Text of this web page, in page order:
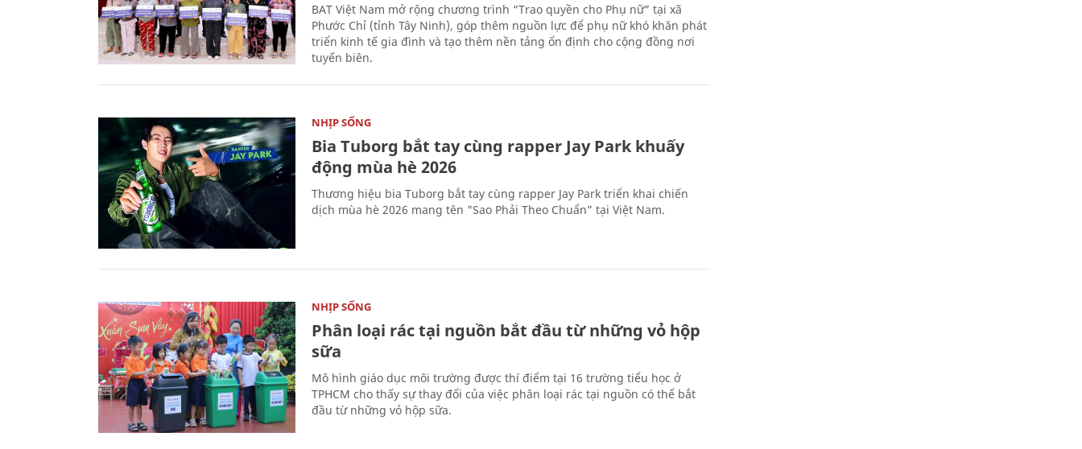
BAT Việt Nam mở rộng chương trình “Trao quyền cho Phụ nữ” tại xã
Phước Chỉ (tỉnh Tây Ninh), góp thêm nguồn lực để phụ nữ khó khăn phát
triển kinh tế gia đình và tạo thêm nền tảng ổn định cho cộng đồng nơi
tuyến biên.
NHỊP SỐNG
Bia Tuborg bắt tay cùng rapper Jay Park khuấy
động mùa hè 2026
Thương hiệu bia Tuborg bắt tay cùng rapper Jay Park triển khai chiến
dịch mùa hè 2026 mang tên "Sao Phải Theo Chuẩn” tại Việt Nam.
NHỊP SỐNG
Phân loại rác tại nguồn bắt đầu từ những vỏ hộp
sữa
Mô hình giáo dục môi trường được thí điểm tại 16 trường tiểu học ở
TPHCM cho thấy sự thay đổi của việc phân loại rác tại nguồn có thể bắt
đầu từ những vỏ hộp sữa.